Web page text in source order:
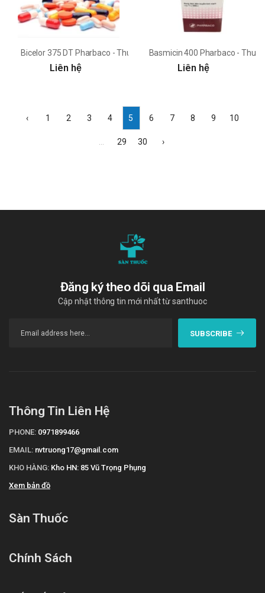
Bicelor 375 DT Pharbaco - Thuốc kháng sinh trị nhiễm khuẩn
Liên hệ
Basmicin 400 Pharbaco -
Liên hệ
‹ 1 2 3 4 5 6 7 8 9 10
29 30 ›
Đăng ký theo dõi qua Email
Cập nhật thông tin mới nhất từ santhuoc
SUBSCRIBE
Thông Tin Liên Hệ
PHONE: 0971899466
EMAIL: nvtruong17@gmail.com
KHO HÀNG: Kho HN: 85 Vũ Trọng Phụng
Xem bản đồ
Sàn Thuốc
Chính Sách